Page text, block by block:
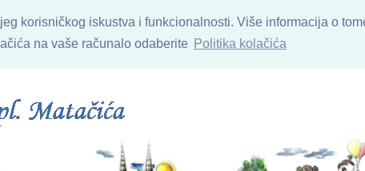
korisničkog iskustva i funkcionalnosti. Više informacija o
na vaše računalo odaberite Politika kolačića